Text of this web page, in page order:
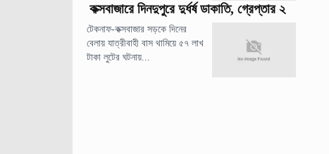
কক্সবাজারে দিনদুপুরে দুর্ধর্ষ ডাকাতি, গ্রেপ্তার ২
টেকনাফ-কক্সবাজার সড়কে দিনের
বেলায় যাত্রীবাহী বাস থামিয়ে ৫৭ লাখ
টাকা লুটের ঘটনায়...